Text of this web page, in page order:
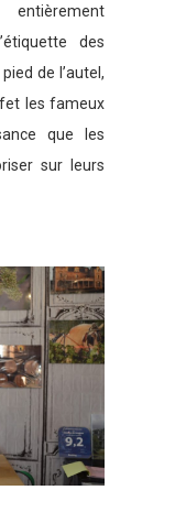
entièrement
des
de l’autel,
les fameux
que les
sur leurs